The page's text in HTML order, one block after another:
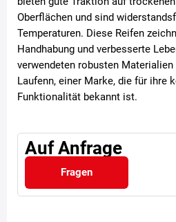
Oberflächen und sind
Temperaturen. Diese Reifen
Handhabung und verbesserte
verwendeten robusten
Laufenn, einer Marke, die für ihre
Funktionalität bekannt ist.
Auf Anfrage
Fragen